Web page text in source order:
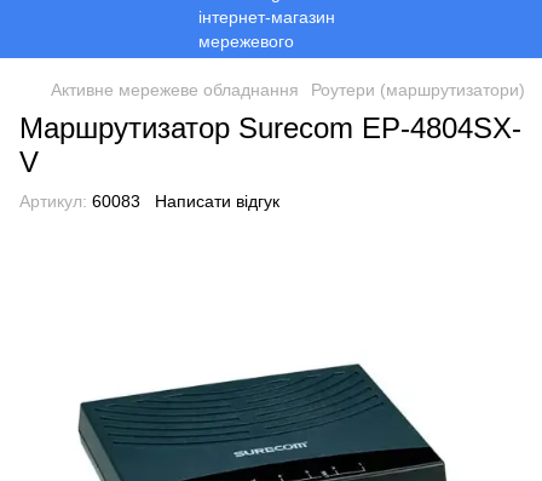
Активне мережеве обладнання Роутери (маршрутизатори)
Маршрутизатор Surecom EP-4804SX-
V
Артикул: 60083 Написати відгук